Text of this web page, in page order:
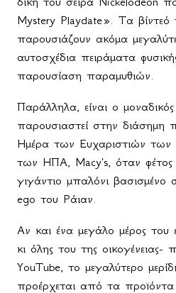
Mystery Playdate». Τα βίντεό
παρουσιάζουν ακόμα
αυτοσχέδια πειράματα
παρουσίαση παραμυθιών.
Παράλληλα, είναι ο μοναδικός
παρουσιαστεί στην διάσημη
Ημέρα των Ευχαριστιών
των ΗΠΑ, Macy's, όταν φέτος
γιγάντιο μπαλόνι
ego του Ράιαν.
Αν και ένα μεγάλο μέρος του
κι όλης του της οικογένειας-
YouTube, το μεγαλύτερο
προέρχεται από τα προϊόντα